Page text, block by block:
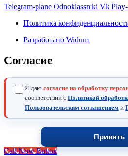
Telegram-plane Odnoklassniki Vk
Политика
Разработано Widum
Согласие
Я даю согласие на обработку
соответствии с Политикой
Пользовательским соглашением и
Принять
Call Now Button